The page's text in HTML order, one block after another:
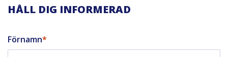
HÅLL DIG INFORMERAD
Förnamn